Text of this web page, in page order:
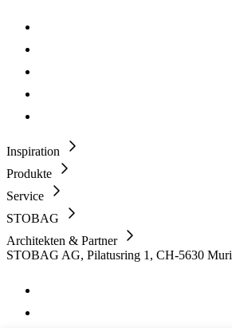
Inspiration
Produkte
Service
STOBAG
Architekten & Partner
STOBAG AG, Pilatusring 1, CH-5630 Muri